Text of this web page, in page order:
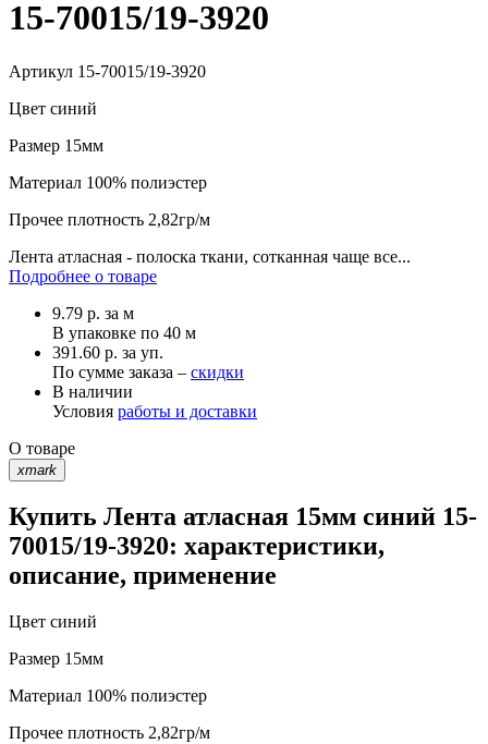
15-70015/19-3920
Артикул 15-70015/19-3920
Цвет синий
Размер 15мм
Материал 100% полиэстер
Прочее плотность 2,82гр/м
Лента атласная - полоска ткани, сотканная чаще все...
Подробнее о товаре
9.79 р. за м
В упаковке по 40 м
391.60 р. за уп.
По сумме заказа – скидки
В наличии
Условия работы и доставки
О товаре
xmark
Купить Лента атласная 15мм синий 15-
70015/19-3920: характеристики,
описание, применение
Цвет синий
Размер 15мм
Материал 100% полиэстер
Прочее плотность 2,82гр/м